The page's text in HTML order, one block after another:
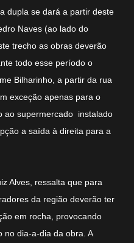
dupla se dará a partir deste
Naves (ao lado do
trecho as obras deverão
todo esse período o
Bilharinho, a partir da rua
exceção apenas para o
ao supermercado instalado
a saída à direita para a
Alves, ressalta que para
da região deverão ter
em rocha, provocando
no dia-a-dia da obra. A